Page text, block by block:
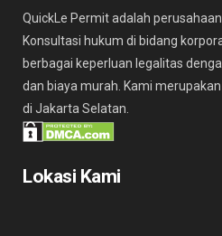
QuickLe Permit adalah
Konsultasi hukum di bidang
berbagai keperluan legalitas
dan biaya murah. Kami
di Jakarta Selatan.
Lokasi Kami